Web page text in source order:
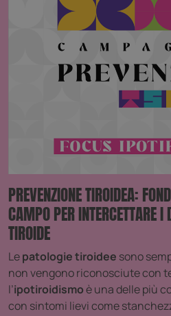
PREVENZIONE TIROIDEA:
CAMPO PER INTERCETTARE I
TIROIDE
Lepatologie tiroidee sono
non vengono riconosciute con
l’ipotiroidismoè una delle più
con sintomi lievi come